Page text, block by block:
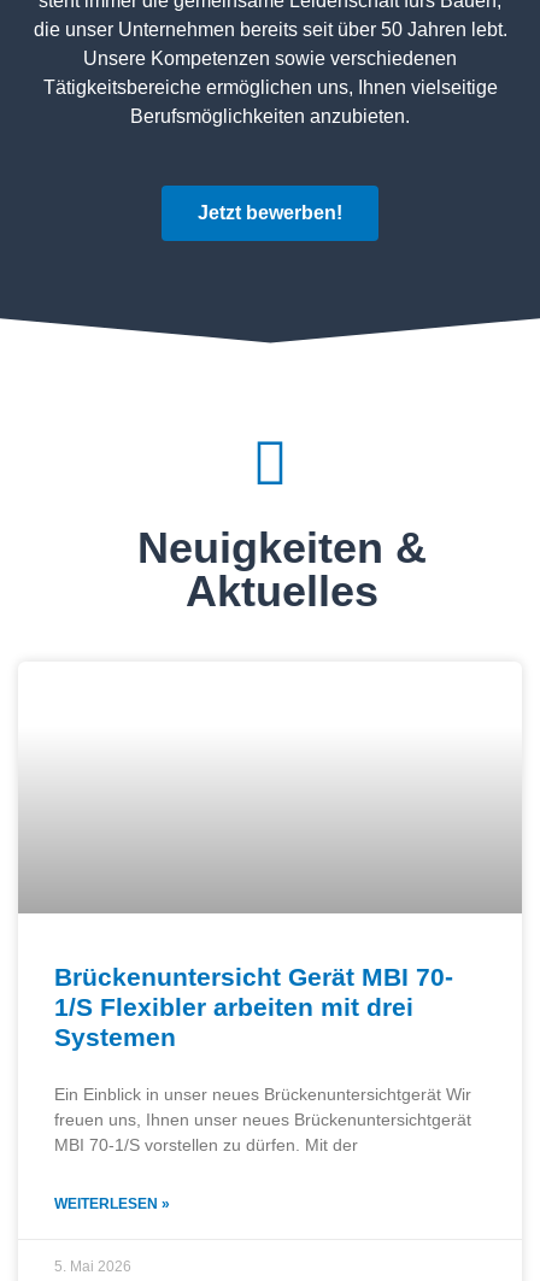
die unser Unternehmen bereits seit über 50 Jahren lebt.
Unsere Kompetenzen sowie verschiedenen
Tätigkeitsbereiche ermöglichen uns, Ihnen vielseitige
Berufsmöglichkeiten anzubieten.
Jetzt bewerben!
Neuigkeiten &
Aktuelles
Brückenuntersicht Gerät MBI 70-
1/S Flexibler arbeiten mit drei
Systemen
Ein Einblick in unser neues Brückenuntersichtgerät Wir
freuen uns, Ihnen unser neues Brückenuntersichtgerät
MBI 70-1/S vorstellen zu dürfen. Mit der
WEITERLESEN »
5. Mai 2026